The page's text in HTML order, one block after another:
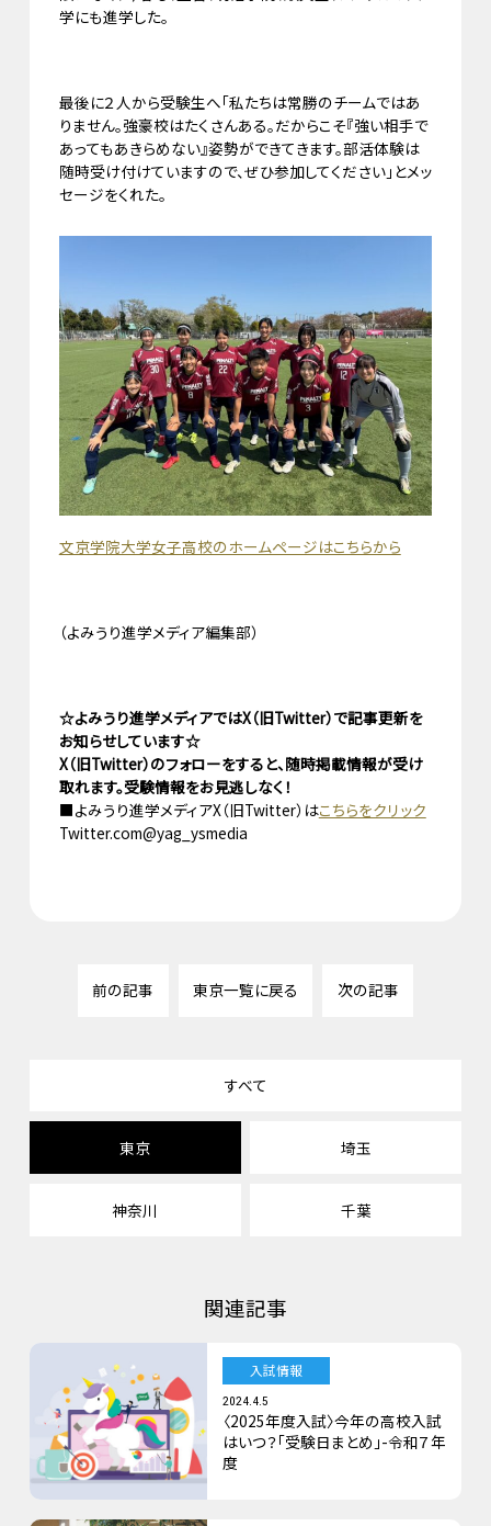
学にも進学した。
最後に２人から受験生へ「私たちは常勝のチームではあ
りません。強豪校はたくさんある。だからこそ『強い相手で
あってもあきらめない』姿勢ができてきます。部活体験は
随時受け付けていますので、ぜひ参加してください」とメッ
セージをくれた。
文京学院大学女子高校のホームページはこちらから
（よみうり進学メディア編集部）
☆よみうり進学メディアではX（旧Twitter）で記事更新を
お知らせしています☆
X（旧Twitter）のフォローをすると、随時掲載情報が受け
取れます。受験情報をお見逃しなく！
■よみうり進学メディアX（旧Twitter）はこちらをクリック
Twitter.com@yag_ysmedia
前の記事 東京一覧に戻る 次の記事
すべて
東京 埼玉
神奈川 千葉
関連記事
入試情報
2024.4.5
〈2025年度入試〉今年の高校入試
はいつ？「受験日まとめ」-令和７年
度